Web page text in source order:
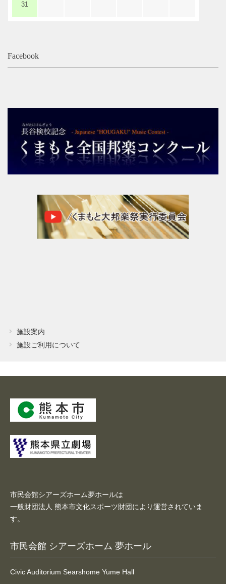
31
Facebook
施設案内
施設ご利用について
市民会館シアーズホーム夢ホールは
一般財団法人 熊本市文化スポーツ財団により運営されていま
す。
市民会館 シアーズホーム 夢ホール
Civic Auditorium Searshome Yume Hall